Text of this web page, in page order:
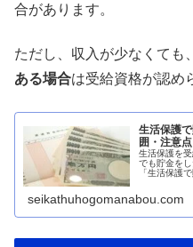
合があります。
ただし、収入が少なくても、
ある場合は受給資格が認め
生活保護
囲・注意
生活保護を
でも貯金を
「生活保護
seikathuhogomanabou.com